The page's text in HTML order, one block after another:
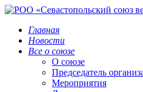
Главная
Новости
Все о союзе
О союзе
Председатель
Мероприятия